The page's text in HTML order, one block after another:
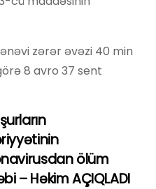
zərər əvəzi 40 min
8 avro 37 sent
ölüm
– Həkim AÇIQLADI